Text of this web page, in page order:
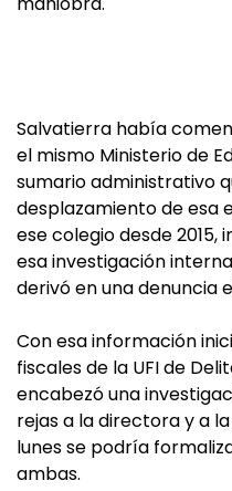
Salvatierra había
el mismo Ministerio de
sumario administrativo
desplazamiento de esa
ese colegio desde 2015,
esa investigación
derivó en una denuncia
Con esa información
fiscales de la UFI de
encabezó una
rejas a la directora y a
lunes se podría
ambas.